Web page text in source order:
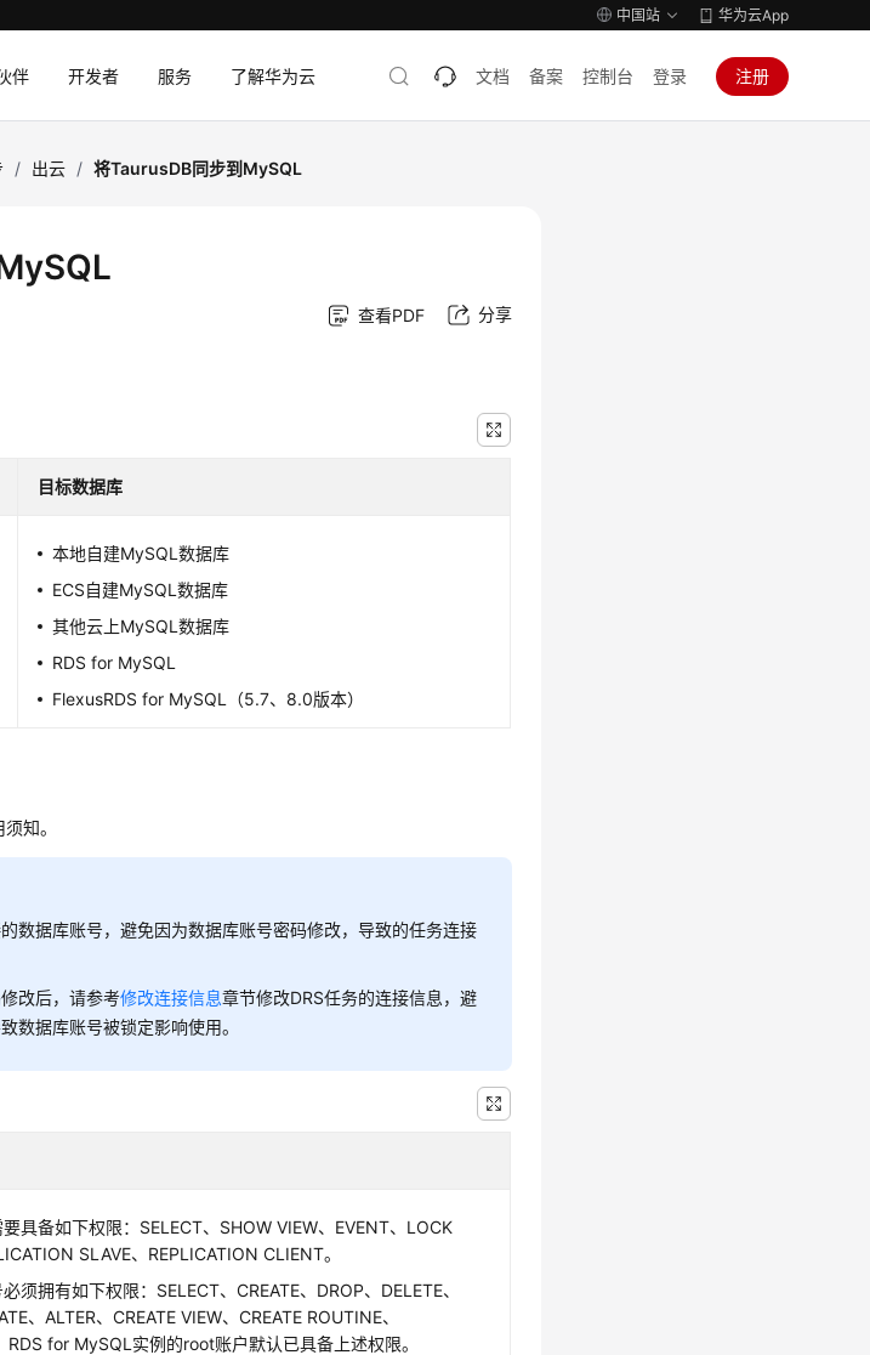
中国站 华为云App
伴 开发者 服务 了解华为云 文档 备案 控制台 登录 注册
/ 出云 / 将TaurusDB同步到MySQL
查看PDF 分享
目标数据库
本地自建MySQL数据库
ECS自建MySQL数据库
其他云上MySQL数据库
RDS for MySQL
FlexusRDS for MySQL（5.7、8.0版本）
知。
数据库账号，避免因为数据库账号密码修改，导致的任务连接
改后，请参考修改连接信息章节修改DRS任务的连接信息，避
数据库账号被锁定影响使用。
具备如下权限：SELECT、SHOW VIEW、EVENT、LOCK
SLAVE、REPLICATION CLIENT。
须拥有如下权限：SELECT、CREATE、DROP、DELETE、
、ALTER、CREATE VIEW、CREATE ROUTINE、
RDS for MySQL实例的root账户默认已具备上述权限。